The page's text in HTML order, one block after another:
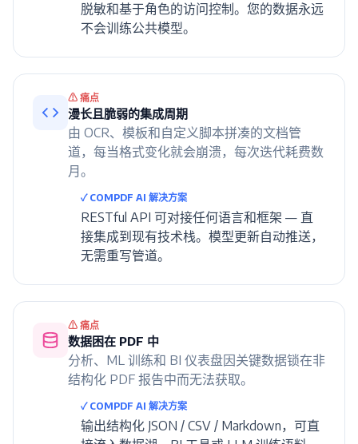
脱敏和基于角色的访问控制。您的数据永远
不会训练公共模型。
⚠ 痛点
漫长且脆弱的集成周期
由 OCR、模板和自定义脚本拼凑的文档管
道，每当格式变化就会崩溃，每次迭代耗费数
月。
✓ COMPDF AI 解决方案
RESTful API 可对接任何语言和框架 — 直
接集成到现有技术栈。模型更新自动推送，
无需重写管道。
⚠ 痛点
数据困在 PDF 中
分析、ML 训练和 BI 仪表盘因关键数据锁在非
结构化 PDF 报告中而无法获取。
✓ COMPDF AI 解决方案
输出结构化 JSON / CSV / Markdown，可直